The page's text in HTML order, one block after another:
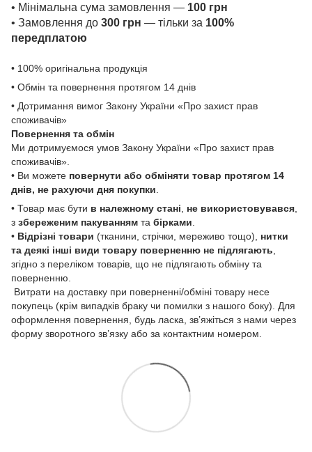
• Мінімальна сума замовлення — 100 грн
• Замовлення до 300 грн — тільки за 100%
передплатою
• 100% оригінальна продукція
• Обмін та повернення протягом 14 днів
• Дотримання вимог Закону України «Про захист прав
споживачів»
Повернення та обмін
Ми дотримуємося умов Закону України «Про захист прав
споживачів».
• Ви можете повернути або обміняти товар протягом 14
днів, не рахуючи дня покупки
• Товар має бути в належному стані не використовувався
з збереженим пакуванням та бірками
• Відрізні товари (тканини, стрічки, мереживо тощо), нитки
та деякі інші види товару поверненню не підлягають
згідно з переліком товарів, що не підлягають обміну та
поверненню.
Витрати на доставку при поверненні/обміні товару несе
покупець (крім випадків браку чи помилки з нашого боку). Для
оформлення повернення, будь ласка, зв’яжіться з нами через
форму зворотного зв’язку або за контактним номером.